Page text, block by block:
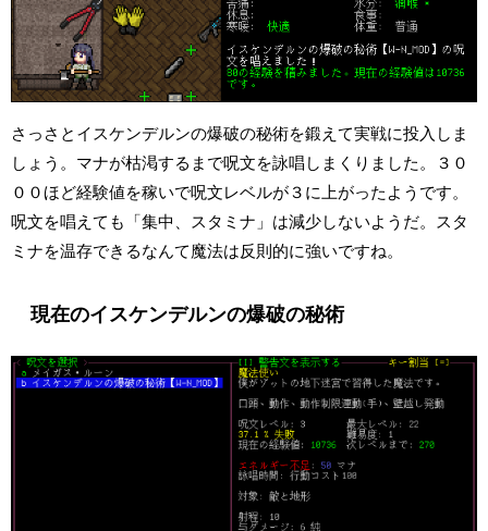
さっさとイスケンデルンの爆破の秘術を鍛えて実戦に投入しま
しょう。マナが枯渇するまで呪文を詠唱しまくりました。３０
００ほど経験値を稼いで呪文レベルが３に上がったようです。
呪文を唱えても「集中、スタミナ」は減少しないようだ。スタ
ミナを温存できるなんて魔法は反則的に強いですね。
現在のイスケンデルンの爆破の秘術